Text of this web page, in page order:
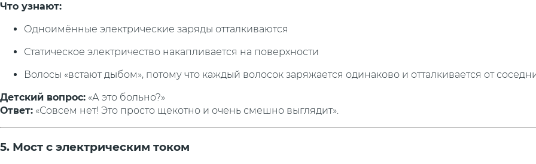
Что узнают:
Одноимённые электрические заряды отталкиваются
Статическое электричество накапливается на поверхности
Волосы «встают дыбом», потому что каждый волосок заряжается одинаково и отталкивается от
Детский вопрос: «А это больно?»
Ответ: «Совсем нет! Это просто щекотно и очень смешно выглядит».
5. Мост с электрическим током